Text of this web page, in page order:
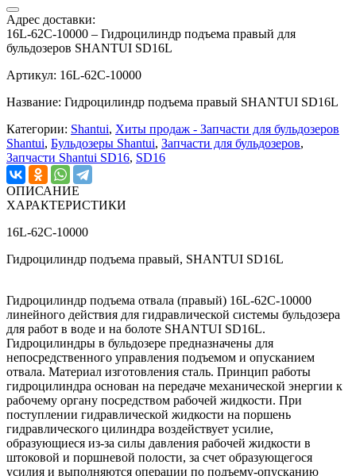
Адрес доставки:
16L-62C-10000 – Гидроцилиндр подъема правый для
бульдозеров SHANTUI SD16L
Артикул: 16L-62C-10000
Название: Гидроцилиндр подъема правый SHANTUI SD16L
Категории: Shantui, Хиты продаж - Запчасти для бульдозеров
Shantui, Бульдозеры Shantui, Запчасти для бульдозеров,
Запчасти Shantui SD16, SD16
ОПИСАНИЕ
ХАРАКТЕРИСТИКИ
16L-62C-10000
Гидроцилиндр подъема правый, SHANTUI SD16L
Гидроцилиндр подъема отвала (правый) 16L-62C-10000
линейного действия для гидравлической системы бульдозера
для работ в воде и на болоте SHANTUI SD16L.
Гидроцилиндры в бульдозере предназначены для
непосредственного управления подъемом и опусканием
отвала. Материал изготовления сталь. Принцип работы
гидроцилиндра основан на передаче механической энергии к
рабочему органу посредством рабочей жидкости. При
поступлении гидравлической жидкости на поршень
гидравлического цилиндра воздействует усилие,
образующиеся из-за силы давления рабочей жидкости в
штоковой и поршневой полости, за счет образующегося
усилия и выполняются операции по подъему-опусканию